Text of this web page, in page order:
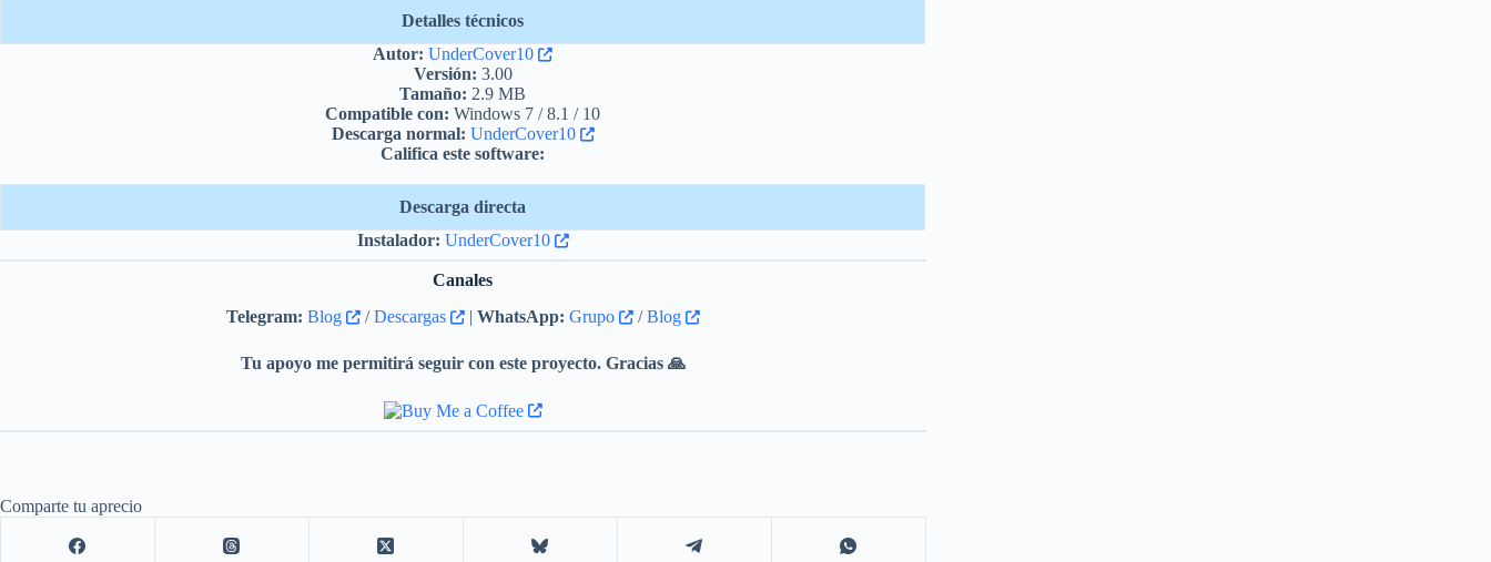
Detalles técnicos
Autor: UnderCover10
Versión: 3.00
Tamaño: 2.9 MB
Compatible con: Windows 7 / 8.1 / 10
Descarga normal: UnderCover10
Califica este software:
Descarga directa
Instalador: UnderCover10
Canales
Telegram: Blog /Descargas | WhatsApp: Grupo /Blog
Tu apoyo me permitirá seguir con este proyecto. Gracias 🙏
Comparte tu aprecio